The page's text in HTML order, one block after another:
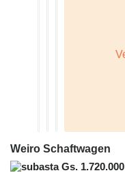
Weiro Schaftwagen
Gs. 1.720.000